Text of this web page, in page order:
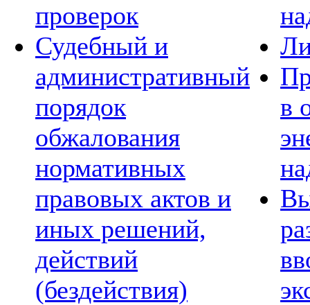
проверок
Судебный и
административный
порядок
обжалования
нормативных
правовых актов и
иных решений,
действий
(бездействия)
в